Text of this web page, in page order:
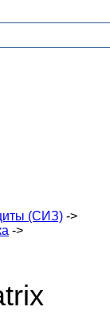
(СИЗ) ->
->